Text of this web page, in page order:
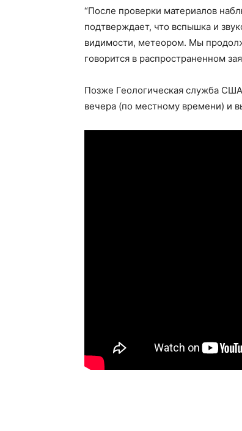
“После проверки материалов
подтверждает, что вспышка и
видимости, метеором. Мы
говорится в распространенном
Позже Геологическая служба
вечера (по местному времени) и